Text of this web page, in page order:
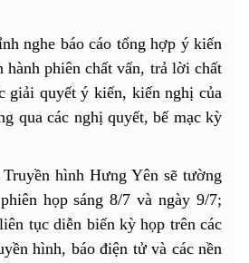
nghe báo cáo tổng hợp ý kiến
hành phiên chất vấn, trả lời chất
giải quyết ý kiến, kiến nghị của
qua các nghị quyết, bế mạc kỳ
hình Hưng Yên sẽ tường
họp sáng 8/7 và ngày 9/7;
tục diễn biến kỳ họp trên các
hình, báo điện tử và các nền